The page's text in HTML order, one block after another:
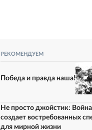
РЕКОМЕНДУЕМ
Победа и правда наша!
Не просто джойстик:
создает востребованных
для мирной жизни